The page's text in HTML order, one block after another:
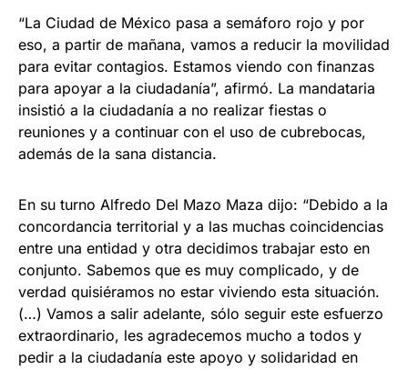
“La Ciudad de México pasa a semáforo rojo y por
eso, a partir de mañana, vamos a reducir la movilidad
para evitar contagios. Estamos viendo con finanzas
para apoyar a la ciudadanía”, afirmó. La mandataria
insistió a la ciudadanía a no realizar fiestas o
reuniones y a continuar con el uso de cubrebocas,
además de la sana distancia.
En su turno Alfredo Del Mazo Maza dijo: “Debido a la
concordancia territorial y a las muchas coincidencias
entre una entidad y otra decidimos trabajar esto en
conjunto. Sabemos que es muy complicado, y de
verdad quisiéramos no estar viviendo esta situación.
(…) Vamos a salir adelante, sólo seguir este esfuerzo
extraordinario, les agradecemos mucho a todos y
pedir a la ciudadanía este apoyo y solidaridad en